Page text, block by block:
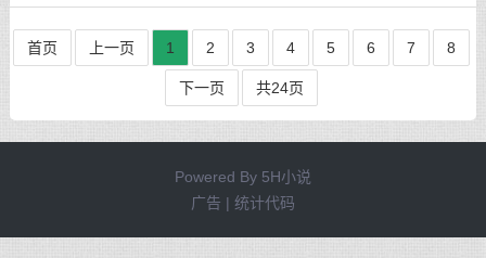
首页 上一页 1 2 3 4 5 6 7 8
下一页 共24页
Powered By 5H小说
广告 | 统计代码